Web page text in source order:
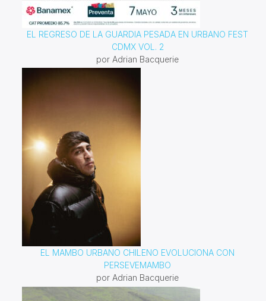
EL REGRESO DE LA GUARDIA PESADA EN URBANO FEST
CDMX VOL. 2
por Adrian Bacquerie
EL MAMBO URBANO CHILENO EVOLUCIONA CON
PERSEVEMAMBO
por Adrian Bacquerie